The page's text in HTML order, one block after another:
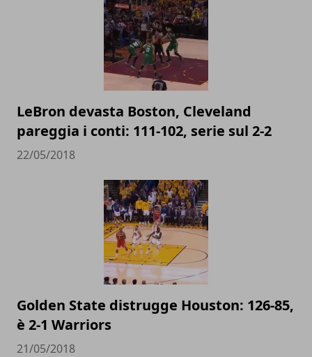
LeBron devasta Boston, Cleveland
pareggia i conti: 111-102, serie sul 2-2
22/05/2018
Golden State distrugge Houston: 126-85,
è 2-1 Warriors
21/05/2018